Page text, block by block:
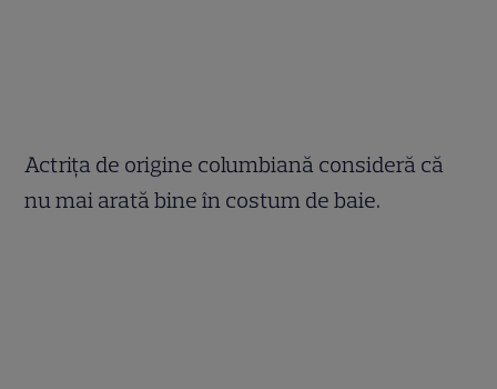
Actriţa de origine columbiană consideră că
nu mai arată bine în costum de baie.